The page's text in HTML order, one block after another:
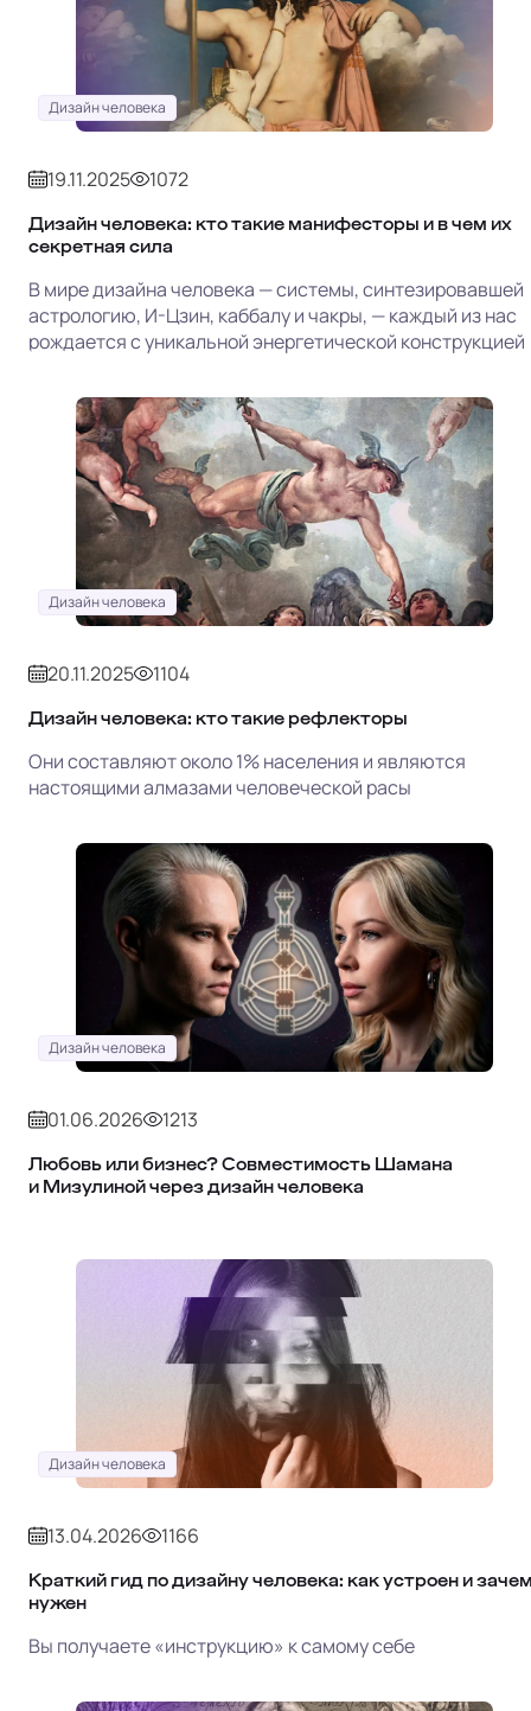
Дизайн человека
19.11.2025 1072
Дизайн человека: кто такие манифесторы и в чем их
секретная сила
В мире дизайна человека — системы, синтезировавшей
астрологию, И-Цзин, каббалу и чакры, — каждый из нас
рождается с уникальной энергетической конструкцией
Дизайн человека
20.11.2025 1104
Дизайн человека: кто такие рефлекторы
Они составляют около 1% населения и являются
настоящими алмазами человеческой расы
Дизайн человека
01.06.2026 1213
Любовь или бизнес? Совместимость Шамана
и Мизулиной через дизайн человека
Дизайн человека
13.04.2026 1166
Краткий гид по дизайну человека: как устроен и
нужен
Вы получаете «инструкцию» к самому себе